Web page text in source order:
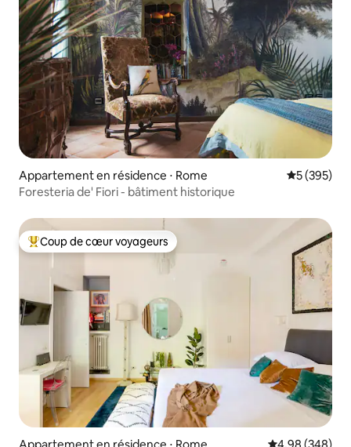
Appartement en résidence ⋅ Rome Évaluation
5 (395)
Foresteria de' Fiori - bâtiment historique
Coups de cœur voyageurs les plus appréciés
Coup de cœur voyageurs